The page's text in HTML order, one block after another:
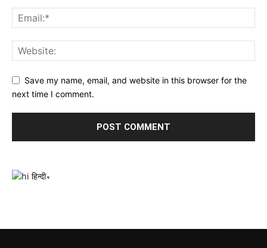
Save my name, email, and website in this browser for the
next time I comment.
हिन्दी▼